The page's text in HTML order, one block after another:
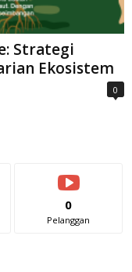
Strategi
Ekosistem
0
0
Pelanggan